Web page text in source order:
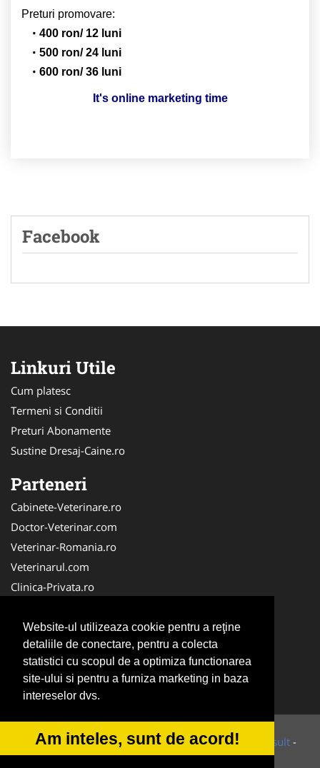
Website-ul utilizeaza cookie pentru a reţine
detaliile de conectare, pentru a colecta
statistici cu scopul de a optimiza functionarea
site-ului si pentru a furniza marketing in baza
intereselor dvs.
Am inteles, sunt de acord!
Preturi promovare:
400 ron/ 12 luni
500 ron/ 24 luni
600 ron/ 36 luni
It's online marketing time
Facebook
Linkuri Utile
Cum platesc
Termeni si Conditii
Preturi Abonamente
Sustine Dresaj-Caine.ro
Parteneri
Cabinete-Veterinare.ro
Doctor-Veterinar.com
Veterinar-Romania.ro
Veterinarul.com
Clinica-Privata.ro
Medic-Bun.com
Dresaj-Caine.ro
NonStopDeschis.ro
SalonFrizerieCanina.com
© 2014-2026 Powered byVilonMedia&Tokaido Consult -
ANPC SOL